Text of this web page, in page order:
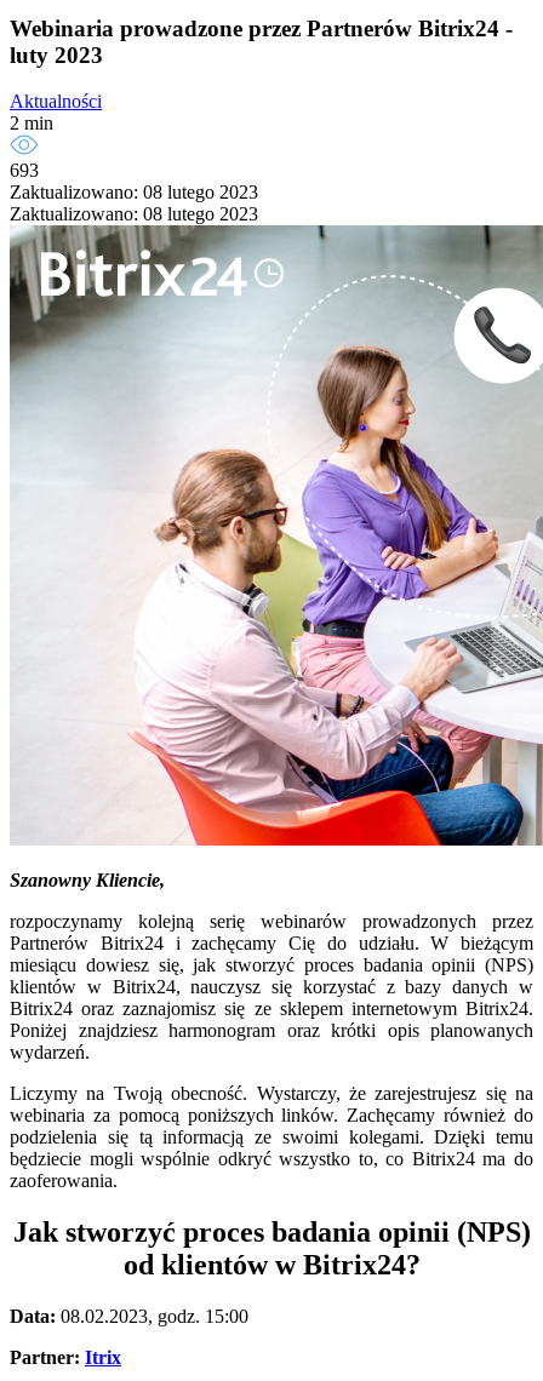
Webinaria prowadzone przez Partnerów Bitrix24 -
luty 2023
Aktualności
2 min
693
Zaktualizowano: 08 lutego 2023
Zaktualizowano: 08 lutego 2023
Szanowny Kliencie,
rozpoczynamy kolejną serię webinarów prowadzonych przez
Partnerów Bitrix24 i zachęcamy Cię do udziału. W bieżącym
miesiącu dowiesz się, jak stworzyć proces badania opinii (NPS)
klientów w Bitrix24, nauczysz się korzystać z bazy danych w
Bitrix24 oraz zaznajomisz się ze sklepem internetowym Bitrix24.
Poniżej znajdziesz harmonogram oraz krótki opis planowanych
wydarzeń.
Liczymy na Twoją obecność. Wystarczy, że zarejestrujesz się na
webinaria za pomocą poniższych linków. Zachęcamy również do
podzielenia się tą informacją ze swoimi kolegami. Dzięki temu
będziecie mogli wspólnie odkryć wszystko to, co Bitrix24 ma do
zaoferowania.
Jak stworzyć proces badania opinii (NPS)
od klientów w Bitrix24?
Data: 08.02.2023, godz. 15:00
Partner: Itrix